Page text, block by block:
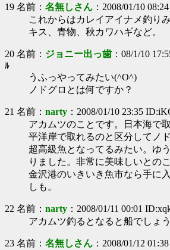
19 名前： 名無しさん ：2008/01/10
これからはカレイアイナメ釣り
キス、青物、秋カワハギなど。
20 名前： ジョニー出っ歯 ：08/1/10
ﾙ
うふっやってみたい(^O^)
ノドグロとは何ですか？
21 名前： narty ：2008/01/10 23:35
アカムツのことです。日本海で
平洋岸で取れるのと区分してノ
超高級魚となってるみたい。ゆ
りました。非常に美味しいとのこ
金沢港のいきいき魚市なら手に
しも。
22 名前： narty ：2008/01/11 00:01
アカムツ釣るとなると船でしょう
23 名前： 名無しさん ：2008/01/12